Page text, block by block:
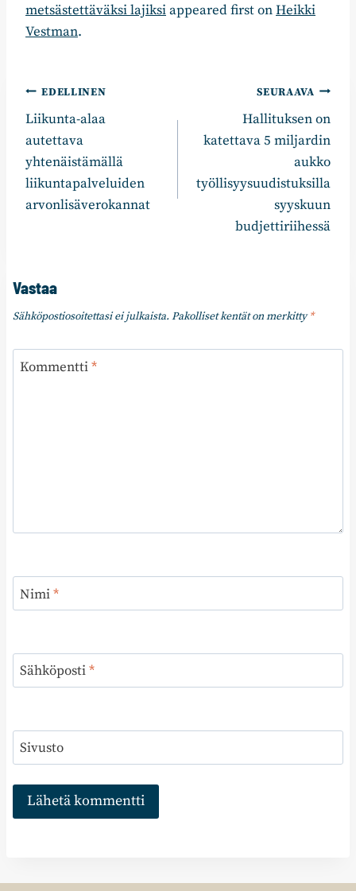
metsästettäväksi lajiksiappeared first onHeikki
Vestman.
Artikkelien
selaus
EDELLINEN
Liikunta-alaa
autettava
yhtenäistämällä
liikuntapalveluiden
arvonlisäverokannat
SEURAAVA
Hallituksen on
katettava 5 miljardin
aukko
työllisyysuudistuksilla
syyskuun
budjettiriihessä
Vastaa
Sähköpostiosoitettasi ei julkaista. Pakolliset kentät on merkitty*
Kommentti*
Nimi*
Sähköposti*
Sivusto